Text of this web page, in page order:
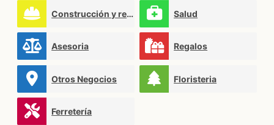
Construcción y reformas Salud
Asesoria Regalos
Otros Negocios Floristeria
Ferretería